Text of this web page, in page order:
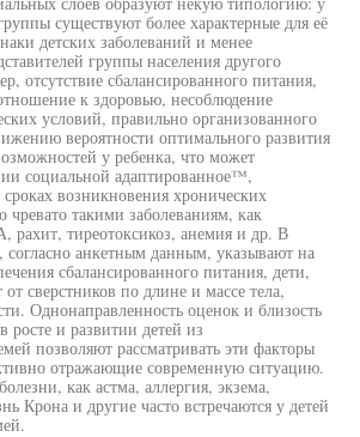
существуют более характерные для её
детских заболеваний и менее
группы населения другого
отсутствие сбалансированного питания,
к здоровью, несоблюдение
условий, правильно организованного
вероятности оптимального развития
у ребенка, что может
социальной адаптированное™,
возникновения хронических
чревато такими заболеваниям, как
рахит, тиреотоксикоз, анемия и др. В
согласно анкетным данным, указывают на
сбалансированного питания, дети,
сверстников по длине и массе тела,
Однонаправленность оценок и близость
росте и развитии детей из
позволяют рассматривать эти факторы
отражающие современную ситуацию.
как астма, аллергия, экзема,
Крона и другие часто встречаются у детей